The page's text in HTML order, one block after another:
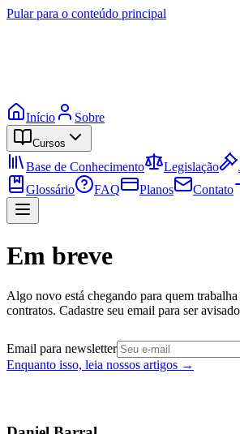
Pular para o conteúdo principal
Início Sobre
Cursos
Base de Conhecimento Legislação
Glossário
FAQ Planos Contato
Em breve
Algo novo está chegando para quem
contratos. Cadastre seu email para ser
Email para newsletter
Enquanto isso, leia nossos artigos →